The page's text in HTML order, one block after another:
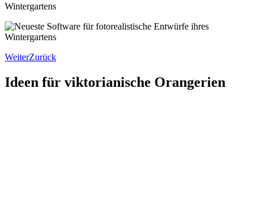
WeiterZurück
Ideen für viktorianische Orangerien